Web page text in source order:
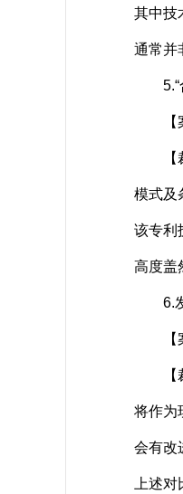
其中技
通常并
5.“合
【案
【裁
模式及
该专利
高度盖
6.发
【案
【裁
将作为
会有改
上述